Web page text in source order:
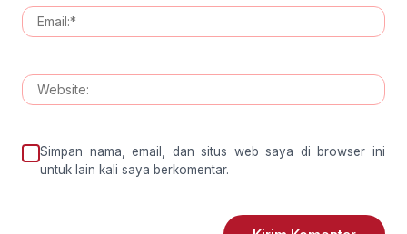
Simpan nama, email, dan situs web saya di browser ini
untuk lain kali saya berkomentar.